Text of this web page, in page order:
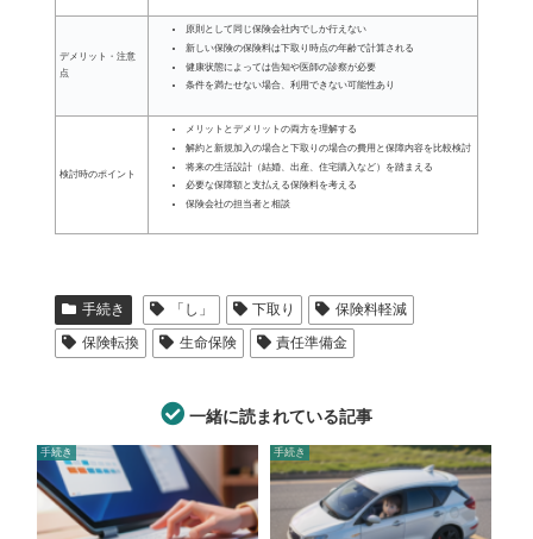
デメリット・注意
点
原則として同じ保険会社内でしか行えない
新しい保険の保険料は下取り時点の年齢で計算される
健康状態によっては告知や医師の診察が必要
条件を満たせない場合、利用できない可能性あり
検討時のポイント
メリットとデメリットの両方を理解する
解約と新規加入の場合と下取りの場合の費用と保障内容を比較検討
将来の生活設計（結婚、出産、住宅購入など）を踏まえる
必要な保障額と支払える保険料を考える
保険会社の担当者と相談
手続き 「し」 下取り
保険料軽減
保険転換
生命保険 責任準備金
一緒に読まれている記事
手続き 手続き